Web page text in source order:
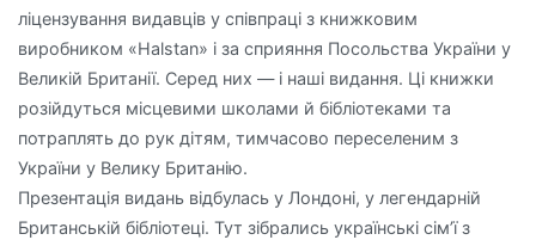
ліцензування видавців у співпраці з книжковим
виробником «Halstan» і за сприяння Посольства України у
Великій Британії. Серед них — і наші видання. Ці книжки
розійдуться місцевими школами й бібліотеками та
потраплять до рук дітям, тимчасово переселеним з
України у Велику Британію.
Презентація видань відбулась у Лондоні, у легендарній
Британській бібліотеці. Тут зібрались українські сім’ї з